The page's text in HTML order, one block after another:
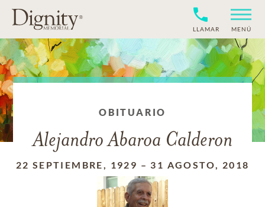
LLAMAR MENÚ
OBITUARIO
Alejandro Abaroa Calderon
22 SEPTIEMBRE, 1929 – 31 AGOSTO, 2018